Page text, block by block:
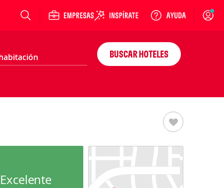
Login
BUSCAR HOTELES
Excelente